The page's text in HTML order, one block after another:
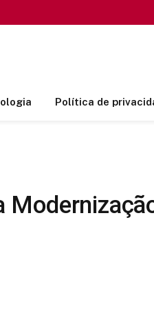
Política de